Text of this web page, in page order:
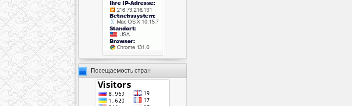
Посещаемость стран